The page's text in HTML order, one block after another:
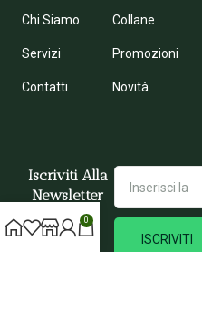
Chi Siamo
Servizi
Contatti
Collane
Promozioni
Novità
Iscriviti Alla
Newsletter
ISCRIVITI
0